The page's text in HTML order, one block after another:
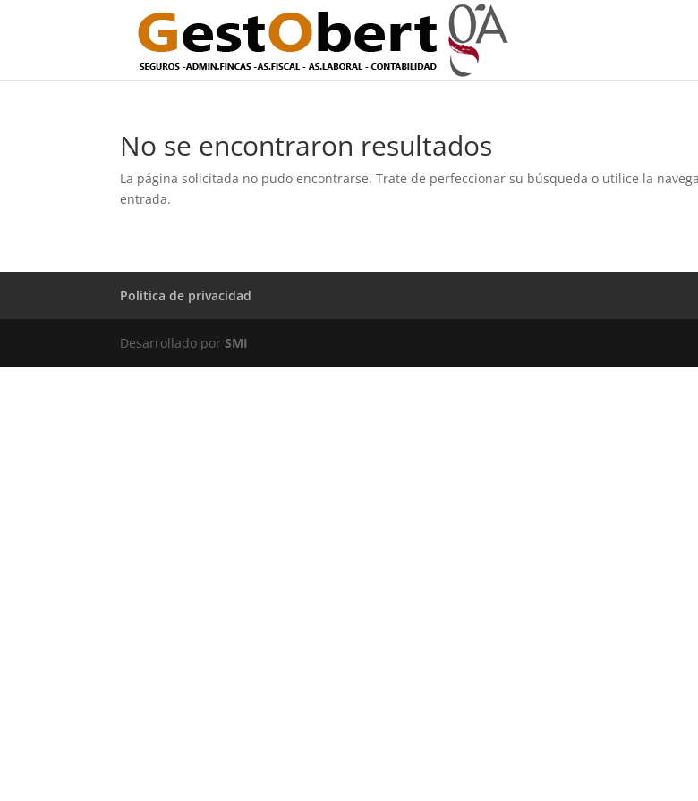
No se encontraron resultados
La página solicitada no pudo encontrarse. Trate de perfeccionar su búsqueda o utilice la
entrada.
Politica de privacidad
Desarrollado porSMI